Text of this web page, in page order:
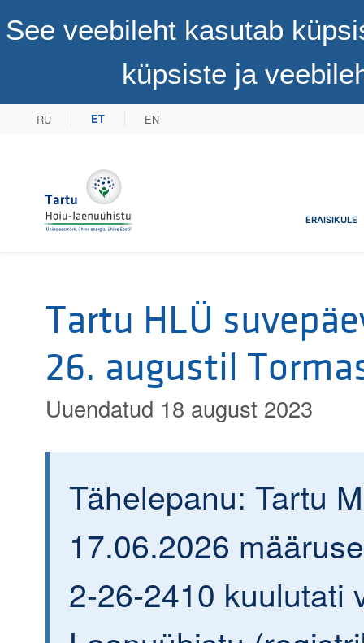
See veebileht kasutab
küpsiste ja
RU ET EN
Tartu Hoiu-laenuühistuERAISIKULE
Tartu HLÜ
26. augustil
Uuendatud 18 august 2023
Tähelepanu: Tartu
17.06.2026
2-26-2410 kuulutati